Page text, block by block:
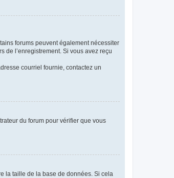
forums peuvent également nécessiter
de l’enregistrement. Si vous avez reçu
courriel fournie, contactez un
du forum pour vérifier que vous
la taille de la base de données. Si cela